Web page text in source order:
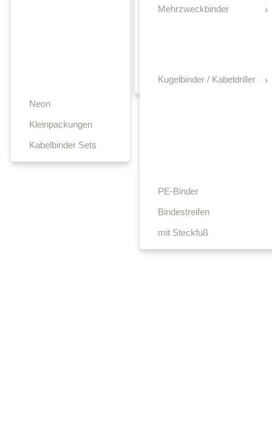
Hellbraun
Oliv
Neon
Kleinpackungen
Kabelbinder Sets
Mehrzweckbinder
Kugelbinder / Kabeldriller
PE-Binder
Bindestreifen
mit Steckfuß